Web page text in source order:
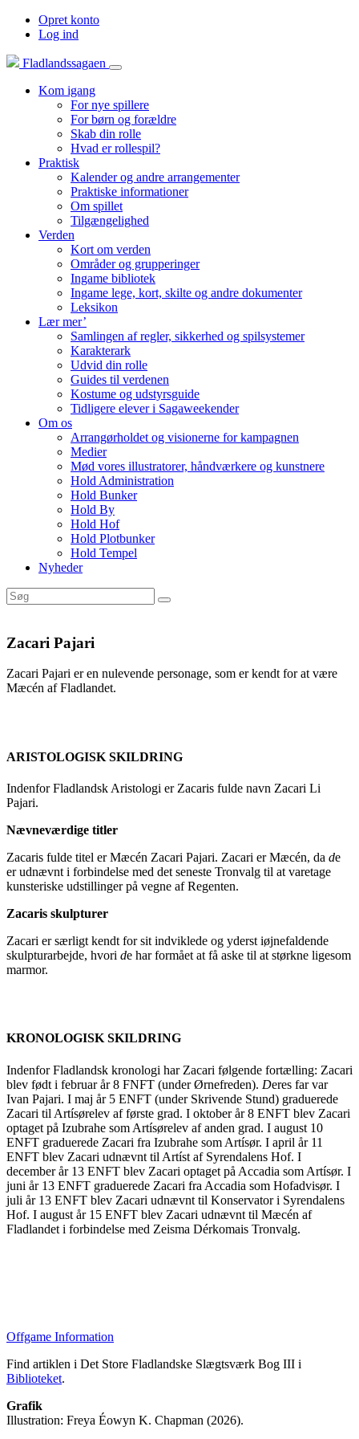
Opret konto
Log ind
Fladlandssagaen
Kom igang
For nye spillere
For børn og forældre
Skab din rolle
Hvad er rollespil?
Praktisk
Kalender og andre arrangementer
Praktiske informationer
Om spillet
Tilgængelighed
Verden
Kort om verden
Områder og grupperinger
Ingame bibliotek
Ingame lege, kort, skilte og andre dokumenter
Leksikon
Lær mer’
Samlingen af regler, sikkerhed og spilsystemer
Karakterark
Udvid din rolle
Guides til verdenen
Kostume og udstyrsguide
Tidligere elever i Sagaweekender
Om os
Arrangørholdet og visionerne for kampagnen
Medier
Mød vores illustratorer, håndværkere og kunstnere
Hold Administration
Hold Bunker
Hold By
Hold Hof
Hold Plotbunker
Hold Tempel
Nyheder
Zacari Pajari
Zacari Pajari er en nulevende personage, som er kendt for at være
Mæcén af Fladlandet.
ARISTOLOGISK SKILDRING
Indenfor Fladlandsk Aristologi er Zacaris fulde navn Zacari Li
Pajari.
Nævneværdige titler
Zacaris fulde titel er Mæcén Zacari Pajari. Zacari er Mæcén, da de
er udnævnt i forbindelse med det seneste Tronvalg til at varetage
kunsteriske udstillinger på vegne af Regenten.
Zacaris skulpturer
Zacari er særligt kendt for sit indviklede og yderst iøjnefaldende
skulpturarbejde, hvori de har formået at få aske til at størkne ligesom
marmor.
KRONOLOGISK SKILDRING
Indenfor Fladlandsk kronologi har Zacari følgende fortælling: Zacari
blev født i februar år 8 FNFT (under Ørnefreden). Deres far var
Ivan Pajari. I maj år 5 ENFT (under Skrivende Stund) graduerede
Zacari til Artísørelev af første grad. I oktober år 8 ENFT blev Zacari
optaget på Izubrahe som Artísørelev af anden grad. I august 10
ENFT graduerede Zacari fra Izubrahe som Artísør. I april år 11
ENFT blev Zacari udnævnt til Artíst af Syrendalens Hof. I
december år 13 ENFT blev Zacari optaget på Accadia som Artísør. I
juni år 13 ENFT graduerede Zacari fra Accadia som Hofadvisør. I
juli år 13 ENFT blev Zacari udnævnt til Konservator i Syrendalens
Hof. I august år 15 ENFT blev Zacari udnævnt til Mæcén af
Fladlandet i forbindelse med Zeisma Dérkomais Tronvalg.
Offgame Information
Find artiklen i Det Store Fladlandske Slægtsværk Bog III i
Biblioteket.
Grafik
Illustration: Freya Éowyn K. Chapman (2026).